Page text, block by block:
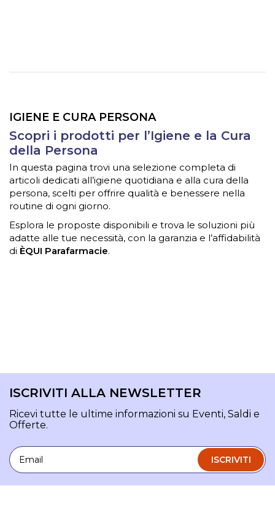
IGIENE E CURA PERSONA
Scopri i prodotti per l’Igiene e la Cura
della Persona
In questa pagina trovi una selezione completa di
articoli dedicati all’igiene quotidiana e alla cura della
persona, scelti per offrire qualità e benessere nella
routine di ogni giorno.
Esplora le proposte disponibili e trova le soluzioni più
adatte alle tue necessità, con la garanzia e l’affidabilità
di ÈQUI Parafarmacie.
ISCRIVITI ALLA NEWSLETTER
Ricevi tutte le ultime informazioni su Eventi, Saldi e
Offerte.
Email
ISCRIVITI